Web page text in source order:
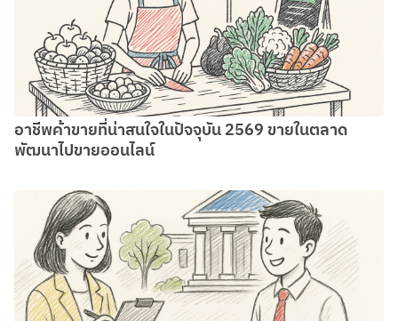
อาชีพค้าขายที่น่าสนใจในปัจจุบัน 2569 ขายในตลาด
พัฒนาไปขายออนไลน์